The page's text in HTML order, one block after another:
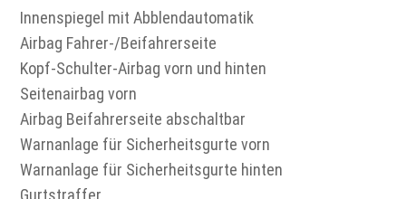
Innenspiegel mit Abblendautomatik
Airbag Fahrer-/Beifahrerseite
Kopf-Schulter-Airbag vorn und hinten
Seitenairbag vorn
Airbag Beifahrerseite abschaltbar
Warnanlage für Sicherheitsgurte vorn
Warnanlage für Sicherheitsgurte hinten
Gurtstraffer